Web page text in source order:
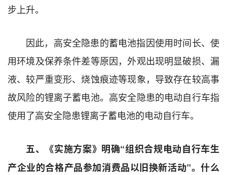
步上升。
因此，高安全隐患的蓄电池指因使用时间长、使
用环境及保养条件差等原因，外观出现明显破损、漏
液、较严重变形、烧蚀痕迹等现象，导致存在较高事
故风险的锂离子蓄电池。高安全隐患的电动自行车指
使用了高安全隐患锂离子蓄电池的电动自行车。
五、《实施方案》明确“组织合规电动自行车生
产企业的合格产品参加消费品以旧换新活动”。什么